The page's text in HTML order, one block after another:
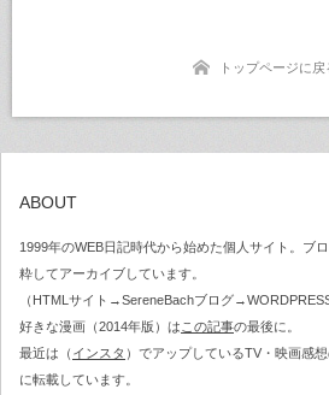
トップページに戻
ABOUT
1999年のWEB日記時代から始めた個人サイト。ブ
粋してアーカイブしています。
（HTMLサイト→SereneBachブログ
好きな漫画（2014年版）は この記事の最後に。
最近は（ インスタ ）でアップしているTV・映画感
に転載しています。